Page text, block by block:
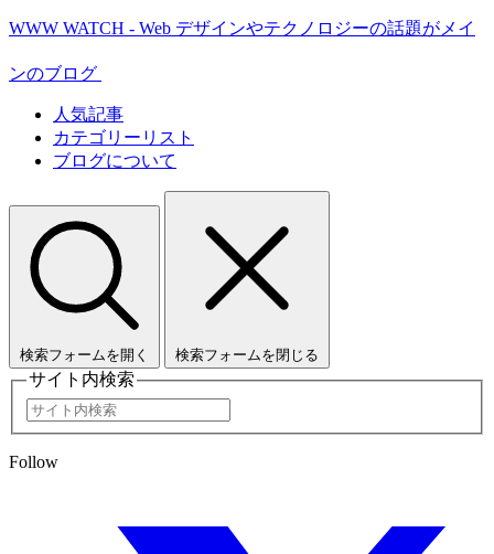
WWW WATCH - Web デザインやテクノロジーの話題がメイ
ンのブログ
人気記事
カテゴリーリスト
ブログについて
検索フォームを開く 検索フォームを閉じる
サイト内検索
Follow